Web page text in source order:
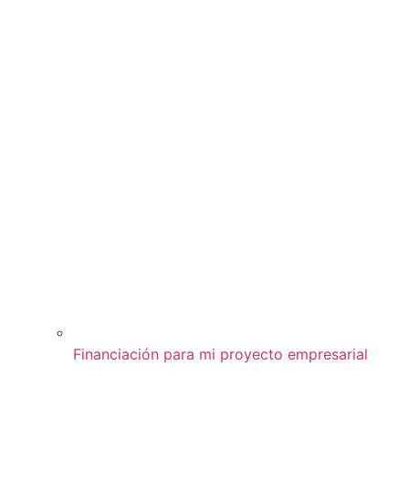
Financiación para mi proyecto empresarial